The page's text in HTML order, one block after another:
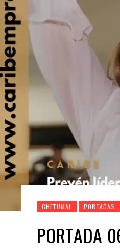
CHETUMAL PORTADAS
PORTADA